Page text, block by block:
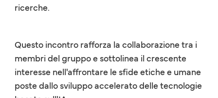
ricerche.
Questo incontro rafforza la collaborazione tra i
membri del gruppo e sottolinea il crescente
interesse nell'affrontare le sfide etiche e umane
poste dallo sviluppo accelerato delle tecnologie